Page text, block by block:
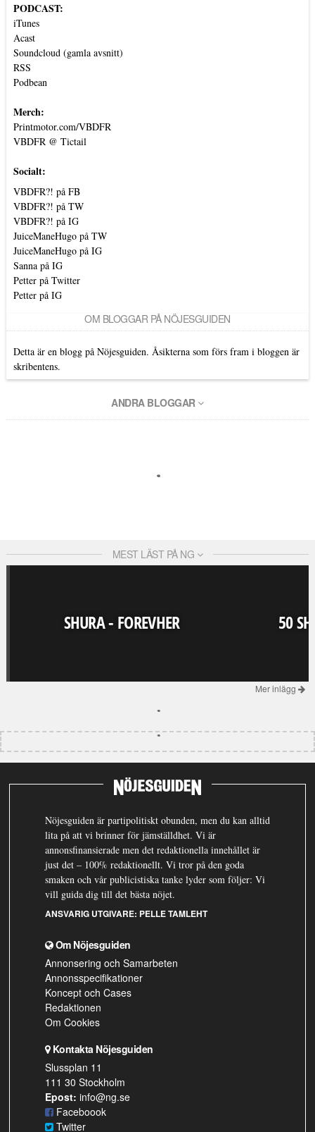
PODCAST:
iTunes
Acast
Soundcloud (gamla avsnitt)
RSS
Podbean
Merch:
Printmotor.com/VBDFR
VBDFR @ Tictail
Socialt:
VBDFR?! på FB
VBDFR?! på TW
VBDFR?! på IG
JuiceManeHugo på TW
JuiceManeHugo på IG
Sanna på IG
Petter på Twitter
Petter på IG
OM BLOGGAR PÅ NÖJESGUIDEN
Detta är en blogg på Nöjesguiden. Åsikterna som förs fram i bloggen är
skribentens.
ANDRA BLOGGAR
MEST LÄST PÅ NG
SHURA - FOREVHER 50
Mer inlägg
Nöjesguiden är partipolitiskt obunden, men du kan alltid
lita på att vi brinner för jämställdhet. Vi är
annonsfinansierade men det redaktionella innehållet är
just det – 100% redaktionellt. Vi tror på den goda
smaken och vår publicistiska tanke lyder som följer: Vi
vill guida dig till det bästa nöjet.
ANSVARIG UTGIVARE: PELLE TAMLEHT
Om Nöjesguiden
Annonsering och Samarbeten
Annonsspecifikationer
Koncept och Cases
Redaktionen
Om Cookies
Kontakta Nöjesguiden
Slussplan 11
111 30 Stockholm
Epost: info@ng.se
Faceboook
Twitter